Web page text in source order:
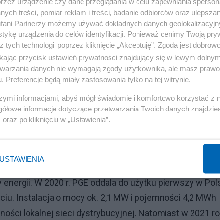
do zasad określonych w trzech rozporządzeniach.
elektrycznej w Unii Europejskiej, drugie skupia się
elektroenergetycznego, a trzecie to instrukcja
zasady eksploatacji tej sieci.
VAN z Polski
W 2020 r. PGE oddała do użytku pierwszy w
Instalacja o mocy ok. 2,1 MW i pojemności 4,2 MWh
lokalnej sieci dystrybucyjnej. Natomiast w 2021
treści, pomiar reklam i treści, badanie odbiorców oraz
Partnerzy możemy używać dokładnych danych
urządzenia do celów identyfikacji. Ponieważ cenimy Twoją
tych technologii poprzez kliknięcie „Akceptuję”. Zgoda jest
przycisk ustawień prywatności znajdujący się w lewym
danych nie wymagają zgody użytkownika, ale masz
Preferencje będą miały zastosowania tylko na tej witrynie.
informacjami, abyś mógł świadomie i komfortowo korzystać z
informacje dotyczące przetwarzania Twoich danych
oraz po kliknięciu w „Ustawienia”.
USTAWIENIA